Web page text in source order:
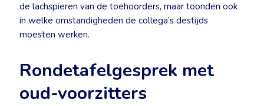
de lachspieren van de toehoorders, maar toonden ook
in welke omstandigheden de collega’s destijds
moesten werken.
Rondetafelgesprek met
oud-voorzitters